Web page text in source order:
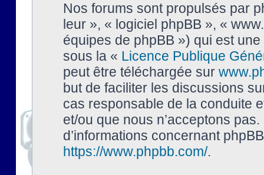
Nos forums sont propulsés par
leur », « logiciel phpBB », «
équipes de phpBB ») qui est
sous la « Licence Publique
peut être téléchargée sur
but de faciliter les discussions
cas responsable de la conduite
et/ou que nous n’acceptons
d’informations concernant
https://www.phpbb.com/.